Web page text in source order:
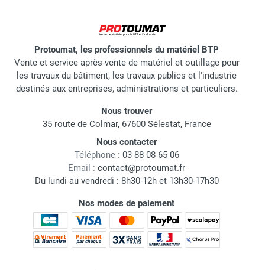
Protoumat, les professionnels du matériel BTP
Vente et service après-vente de matériel et outillage pour
les travaux du bâtiment, les travaux publics et l'industrie
destinés aux entreprises, administrations et particuliers.
Nous trouver
35 route de Colmar, 67600 Sélestat, France
Nous contacter
Téléphone : 03 88 08 65 06
Email : contact@protoumat.fr
Du lundi au vendredi : 8h30-12h et 13h30-17h30
Nos modes de paiement